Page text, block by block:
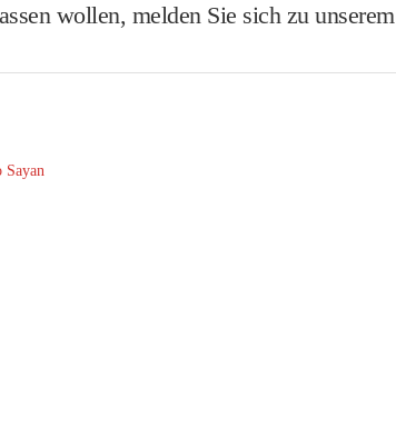
wollen, melden Sie sich zu unserem